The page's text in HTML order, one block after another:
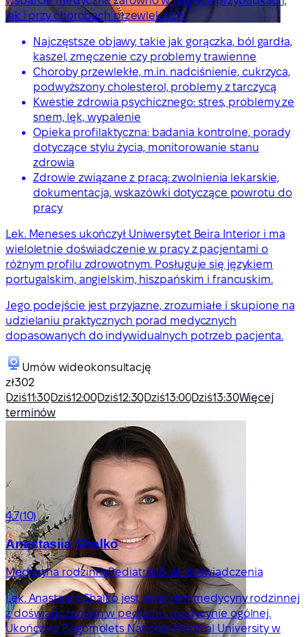
jak i przy chorobach przewlekłych.
Najczęstsze objawy, takie jak gorączka, ból gardła,
kaszel, zmęczenie czy problemy trawienne
Choroby przewlekłe, m.in. nadciśnienie, cukrzyca,
podwyższony cholesterol, problemy z tarczycą
Kwestie zdrowia psychicznego: stres, problemy ze
snem, lęk, wypalenie
Opieka profilaktyczna: badania kontrolne, porady
dotyczące stylu życia, monitorowanie stanu
zdrowia
Zdrowie związane z pracą: zwolnienia lekarskie,
dokumentacja, wskazówki dotyczące powrotu do
pracy
Lek. Meneses ukończył Uniwersytet Beira Interior i ma
wieloletnie doświadczenie w pracy z pacjentami o
różnym profilu zdrowotnym. Posługuje się językiem
portugalskim, angielskim, hiszpańskim i francuskim.
Jego podejście jest przyjazne, zrozumiałe i skupione na
udzielaniu praktycznych porad medycznych
dopasowanych do indywidualnych potrzeb pacjenta.
Umów wideokonsultację
zł302
Dziś11:30Dziś12:00Dziś12:30Dziś13:00Dziś13:30Więcej
terminów
4.7(10)
Anastasiia Shalko
Medycyna rodzinnaPediatria13 lat doświadczenia
Lek. Anastasiia Shalko jest lekarzem medycyny rodzinnej
z doświadczeniem w pediatrii i medycynie ogólnej.
Ukończyła Bogomolets National Medical University w